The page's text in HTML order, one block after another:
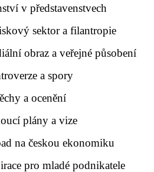
v představenstvech
sektor a filantropie
obraz a veřejné působení
a spory
a ocenění
plány a vize
na českou ekonomiku
pro mladé podnikatele